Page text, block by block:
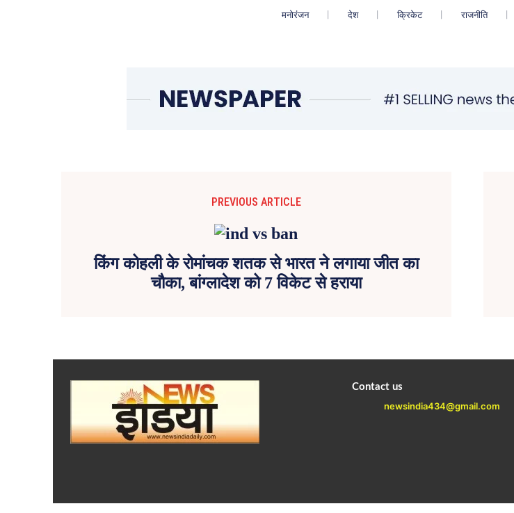
मनोरंजन देश क्रिकेट राजनीति
PREVIOUS ARTICLE
किंग कोहली के रोमांचक शतक से भारत ने लगाया जीत का
चौका, बांग्लादेश को 7 विकेट से हराया
Contact us
newsindia434@gmail.com